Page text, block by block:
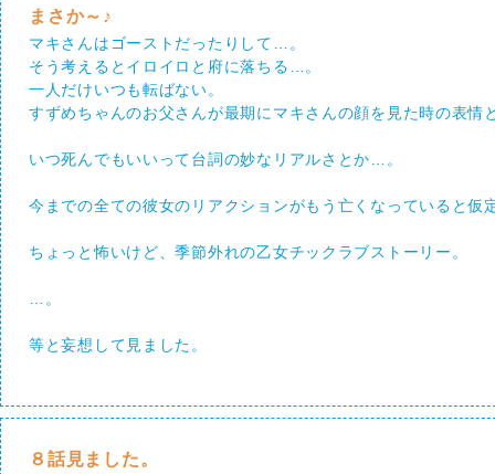
まさか～♪
マキさんはゴーストだったりして…。
そう考えるとイロイロと府に落ちる…。
一人だけいつも転ばない。
すずめちゃんのお父さんが最期にマキさんの顔を見た時の表
いつ死んでもいいって台詞の妙なリアルさとか…。
今までの全ての彼女のリアクションがもう亡くなっていると仮
ちょっと怖いけど、季節外れの乙女チックラブストーリー。
…。
等と妄想して見ました。
８話見ました。